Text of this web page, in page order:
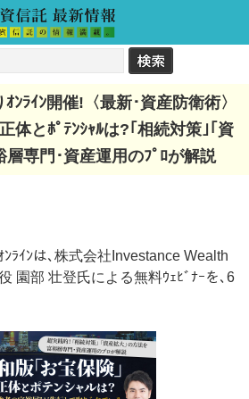
ﾝﾗｲﾝ開催!〈最新･資産防衛術〉
体とﾎﾟﾃﾝｼｬﾙは?｢相続対策｣｢資
層専門･資産運用のﾌﾟﾛが解説
ﾗｲﾝは､株式会社Investance Wealth
園部 壮登氏による無料ｳｪﾋﾞﾅｰを､6